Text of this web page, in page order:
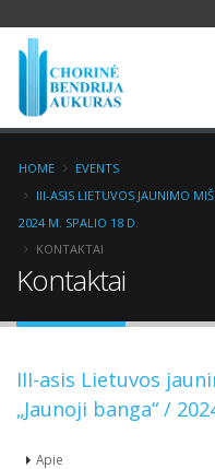
HOME
EVENTS
III-ASIS LIETUVOS JAUNIMO
2024 M. SPALIO 18 D.
KONTAKTAI
Kontaktai
III-asis Lietuvos
„Jaunoji banga“ /
Apie